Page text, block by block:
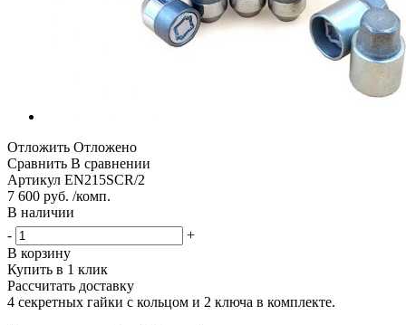
Отложить Отложено
Сравнить В сравнении
Артикул EN215SCR/2
7 600 руб. /комп.
В наличии
-
+
В корзину
Купить в 1 клик
Рассчитать доставку
4 секретных гайки с кольцом и 2 ключа в комплекте.